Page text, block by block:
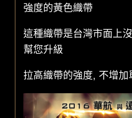
強度的黃色織帶
這種織帶是台灣市面上
幫您升級
拉高織帶的強度, 不增加